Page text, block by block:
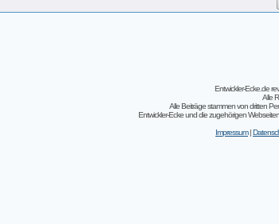
Entwickler-Ecke.de
Alle
Alle Beiträge stammen von dritten
Entwickler-Ecke und die zugehörigen
Impressum|